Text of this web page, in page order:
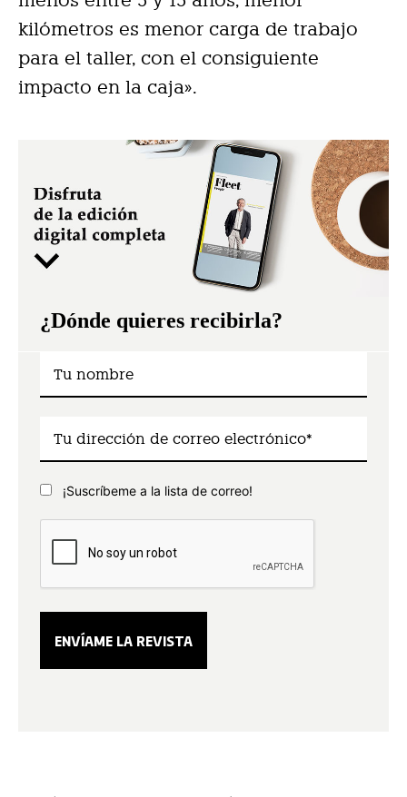
kilómetros es menor carga de trabajo
para el taller, con el consiguiente
impacto en la caja».
¿Dónde quieres recibirla?
¡Suscríbeme a la lista de correo!